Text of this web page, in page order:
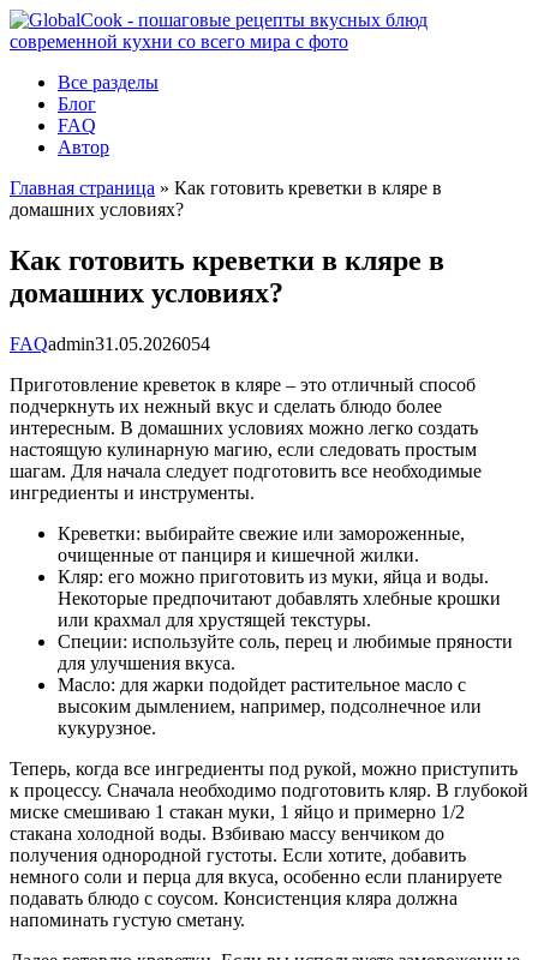
Перейти
к
Все разделы
Блог
FAQ
Автор
Главная страница » Как готовить креветки в кляре в
домашних условиях?
Как готовить креветки в кляре в
домашних условиях?
FAQadmin31.05.2026054
Приготовление креветок в кляре – это отличный способ
подчеркнуть их нежный вкус и сделать блюдо более
интересным. В домашних условиях можно легко создать
настоящую кулинарную магию, если следовать простым
шагам. Для начала следует подготовить все необходимые
ингредиенты и инструменты.
Креветки: выбирайте свежие или замороженные,
очищенные от панциря и кишечной жилки.
Кляр: его можно приготовить из муки, яйца и воды.
Некоторые предпочитают добавлять хлебные крошки
или крахмал для хрустящей текстуры.
Специи: используйте соль, перец и любимые пряности
для улучшения вкуса.
Масло: для жарки подойдет растительное масло с
высоким дымлением, например, подсолнечное или
кукурузное.
Теперь, когда все ингредиенты под рукой, можно приступить
к процессу. Сначала необходимо подготовить кляр. В глубокой
миске смешиваю 1 стакан муки, 1 яйцо и примерно 1/2
стакана холодной воды. Взбиваю массу венчиком до
получения однородной густоты. Если хотите, добавить
немного соли и перца для вкуса, особенно если планируете
подавать блюдо с соусом. Консистенция кляра должна
напоминать густую сметану.